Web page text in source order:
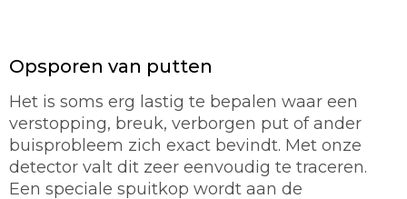
Opsporen van putten
Het is soms erg lastig te bepalen waar een
verstopping, breuk, verborgen put of ander
buisprobleem zich exact bevindt. Met onze
detector valt dit zeer eenvoudig te traceren.
Een speciale spuitkop wordt aan de